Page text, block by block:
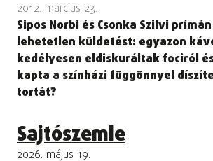
2012. március 23.
Sipos Norbi és Csonka Szilvi
lehetetlen küldetést: egyazon
kedélyesen eldiskuráltak fociról
kapta a színházi függönnyel
tortát?
Sajtószemle
2026. május 19.